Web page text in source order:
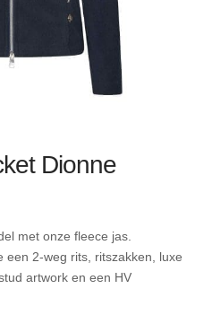
Dionne
met onze fleece jas.
een 2-weg rits, ritszakken, luxe
artwork en een HV